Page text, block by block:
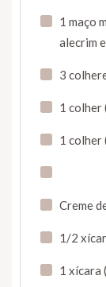
1 maço
alecrim
3
1 colher
1 colher
Creme
1/2
1 xícara